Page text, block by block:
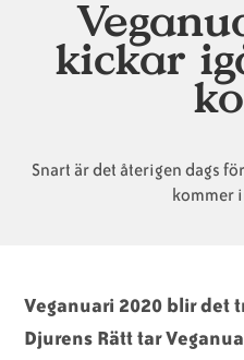
Animaliska Veganska
Veganska
kickar
Snart är det återigen dags
kommer
Veganuari 2020 blir det
Djurens Rätt tar